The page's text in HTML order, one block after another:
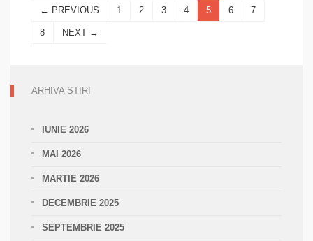
← PREVIOUS 1 2 3 4 5 6 7
8 NEXT →
ARHIVA STIRI
IUNIE 2026
MAI 2026
MARTIE 2026
DECEMBRIE 2025
SEPTEMBRIE 2025